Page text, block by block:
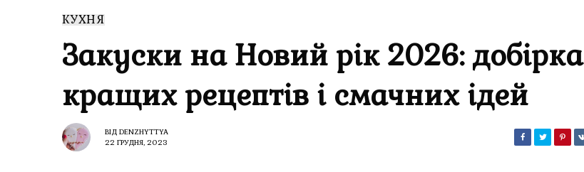
КУХНЯ
Закуски на Новий рік 2026: добірка
кращих рецептів і смачних ідей
ВІД DENZHYTTYA
22 ГРУДНЯ, 2023